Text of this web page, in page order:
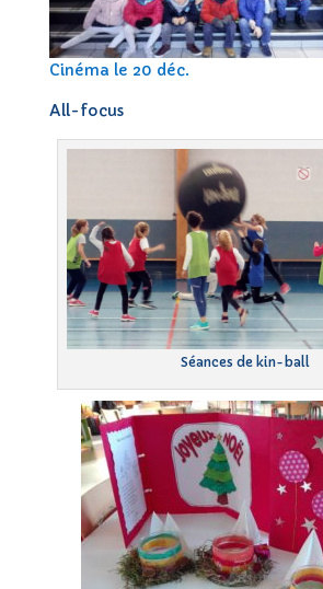
Cinéma le 20 déc.
All-focus
Séances de kin-ball